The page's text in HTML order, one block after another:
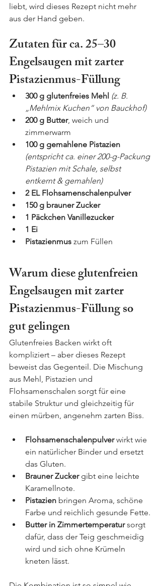
liebt, wird dieses Rezept nicht mehr
aus der Hand geben.
Zutaten für ca. 25–30
Engelsaugen mit zarter
Pistazienmus-Füllung
300 g glutenfreies Mehl (z. B.
„Mehlmix Kuchen“ von Bauckhof)
200 g Butter, weich und
zimmerwarm
100 g gemahlene Pistazien
(entspricht ca. einer 200-g-Packung
Pistazien mit Schale, selbst
entkernt & gemahlen)
2 EL Flohsamenschalenpulver
150 g brauner Zucker
1 Päckchen Vanillezucker
1 Ei
Pistazienmus zum Füllen
Warum diese glutenfreien
Engelsaugen mit zarter
Pistazienmus-Füllung so
gut gelingen
Glutenfreies Backen wirkt oft
kompliziert – aber dieses Rezept
beweist das Gegenteil. Die Mischung
aus Mehl, Pistazien und
Flohsamenschalen sorgt für eine
stabile Struktur und gleichzeitig für
einen mürben, angenehm zarten Biss.
Flohsamenschalenpulver wirkt wie
ein natürlicher Binder und ersetzt
das Gluten.
Brauner Zucker gibt eine leichte
Karamellnote.
Pistazien bringen Aroma, schöne
Farbe und reichlich gesunde Fette.
Butter in Zimmertemperatur sorgt
dafür, dass der Teig geschmeidig
wird und sich ohne Krümeln
kneten lässt.